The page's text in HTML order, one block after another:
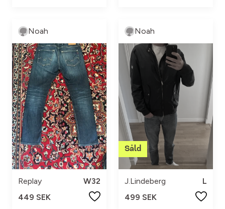
Noah
Replay
W32
449 SEK
Noah
J.Lindeberg
L
499 SEK